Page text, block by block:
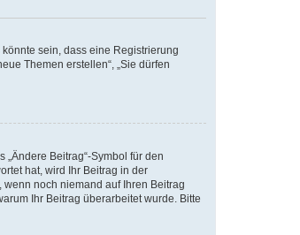
sein, dass eine Registrierung
Themen erstellen“, „Sie dürfen
Beitrag“-Symbol für den
hat, wird Ihr Beitrag in der
noch niemand auf Ihren Beitrag
Ihr Beitrag überarbeitet wurde. Bitte